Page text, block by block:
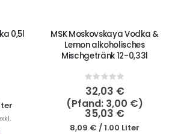
0,5l
MSK Moskovskaya Vodka &
Lemon alkoholisches
Mischgetränk 12-0,33l
Rating:
0%
32,03 €
3,00 €
35,03 €
8,09 € /1.00 Liter